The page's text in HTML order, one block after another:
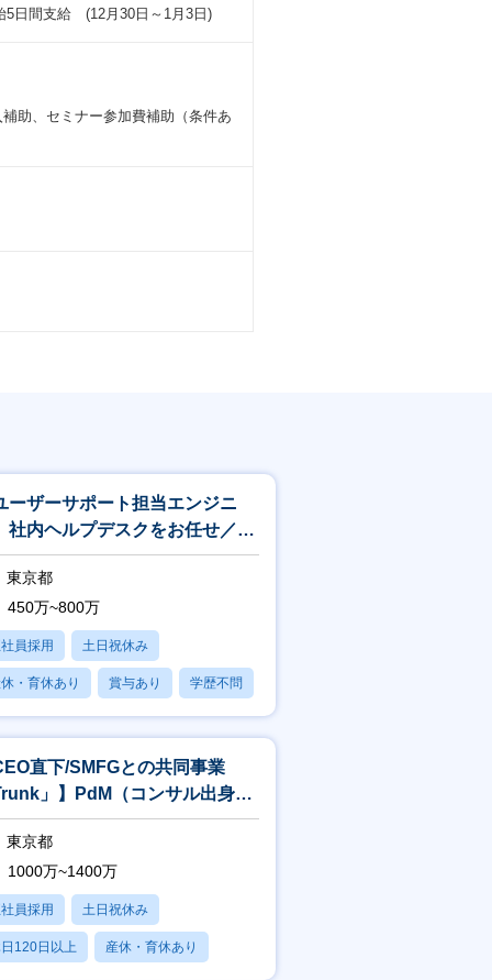
日間支給 (12月30日～1月3日)
助、セミナー参加費補助（条件あ
ーザーサポート担当エンジニ
社内ヘルプデスクをお任せ／リ
ト・フレックス有
東京都
450万~800万
員採用 土日祝休み
・育休あり 賞与あり 学歴不問
直下/SMFGとの共同事業
」】PdM（コンサル出身者
）
東京都
1000万~1400万
員採用 土日祝休み
120日以上 産休・育休あり